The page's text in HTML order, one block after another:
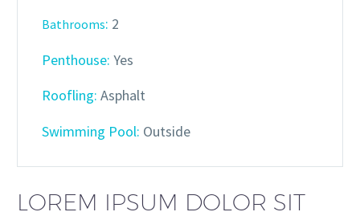
Bathrooms: 2
Penthouse: Yes
Roofling: Asphalt
Swimming Pool: Outside
LOREM IPSUM DOLOR SIT